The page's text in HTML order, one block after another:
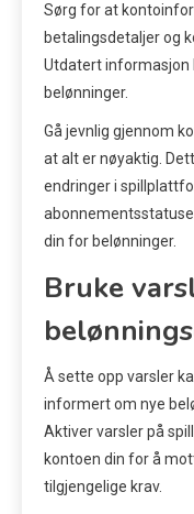
Sørg for at
betalingsdetaljer og
Utdatert informasjon
belønninger.
Gå jevnlig gjennom
at alt er nøyaktig.
endringer i
din for belønninger.
Bruke
Å sette opp varsler
informert om nye
Aktiver varsler på
kontoen din for å
tilgjengelige krav.